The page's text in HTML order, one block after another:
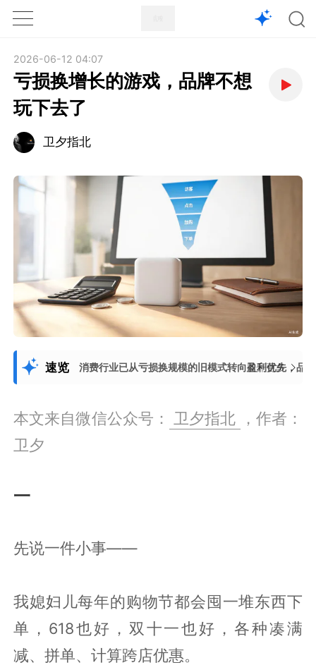
1X
2026-06-12 04:07
亏损换增长的游戏，品牌不想
玩下去了
卫夕指北
速览 消费行业已从亏损换规模的旧模式转向盈利优先，品
展开更多
本文来自微信公众号： 卫夕指北
，作者：
卫夕
一
先说一件小事——
我媳妇儿每年的购物节都会囤一堆东西下
单，618也好，双十一也好，各种凑满
减、拼单、计算跨店优惠。